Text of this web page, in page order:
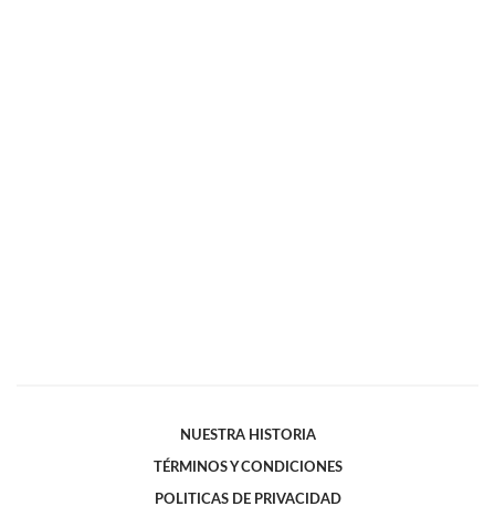
NUESTRA HISTORIA
TÉRMINOS Y CONDICIONES
POLITICAS DE PRIVACIDAD